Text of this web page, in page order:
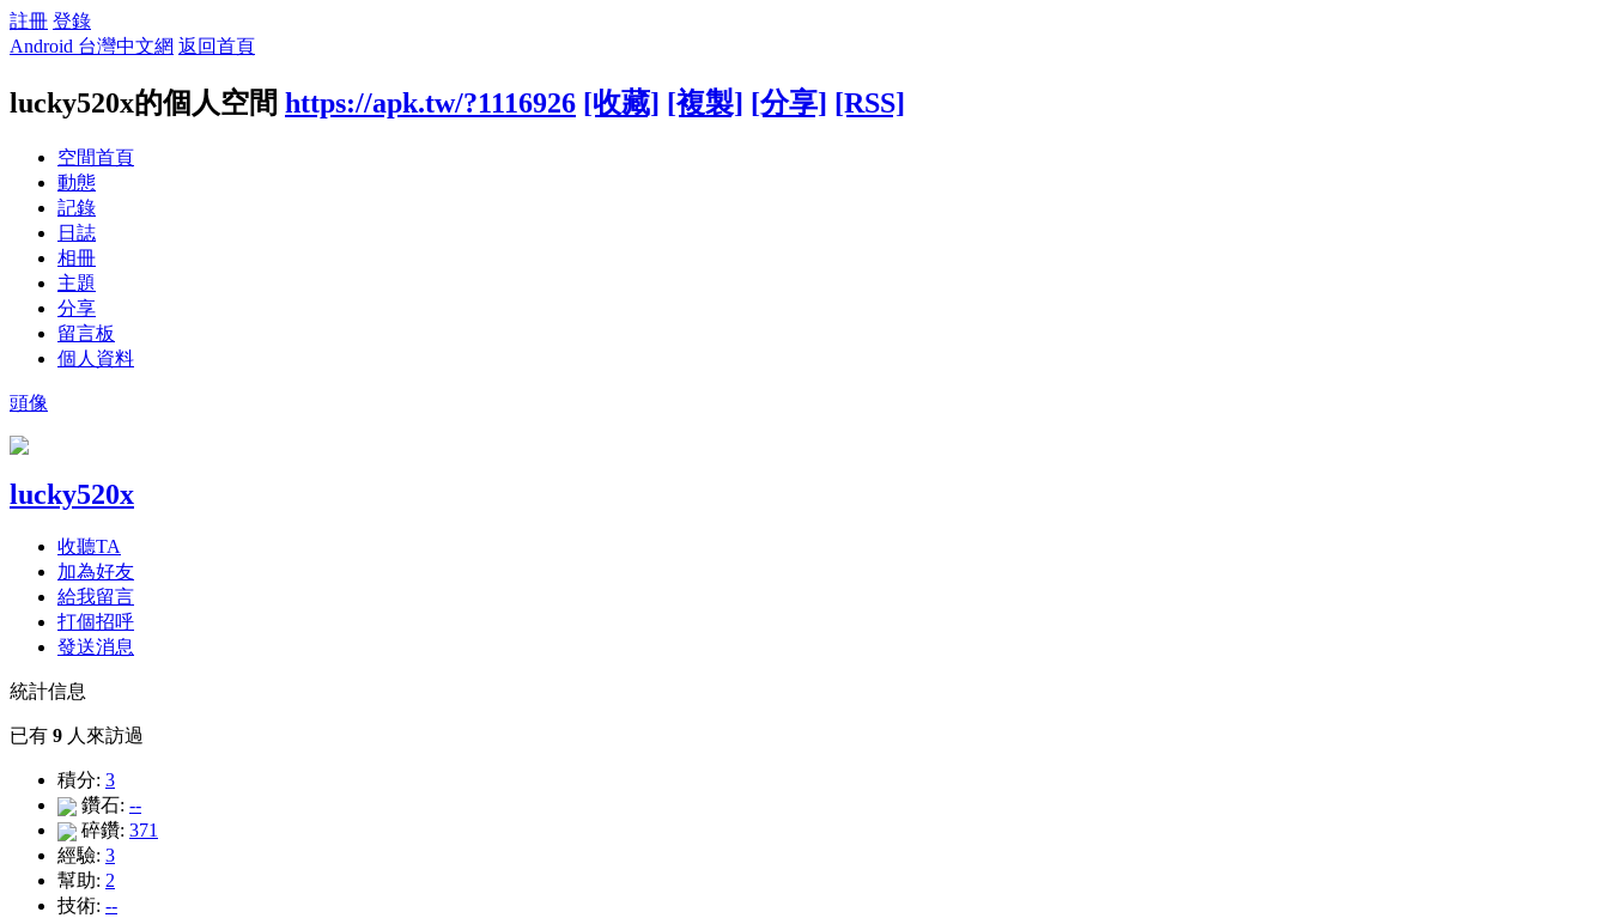
註冊 登錄
Android 台灣中文網 返回首頁
lucky520x的個人空間 https://apk.tw/?1116926 [收藏] [複製] [分享] [RSS]
空間首頁
動態
記錄
日誌
相冊
主題
分享
留言板
個人資料
頭像
lucky520x
收聽TA
加為好友
給我留言
打個招呼
發送消息
統計信息
已有 9 人來訪過
積分: 3
鑽石: --
碎鑽: 371
經驗: 3
幫助: 2
技術: --